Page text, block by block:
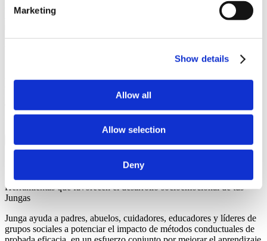
Marketing
Show details
Allow all
Allow selection
Deny
Únete a Junga
plataformas sean rivales en el mercado, no competidores directos.
Todos los derechos de autor y marcas registradas pertenecen a sus
respectivos propietarios.
Herramientas que favorecen el desarrollo socioemocional de tus
Jungas
Junga ayuda a padres, abuelos, cuidadores, educadores y líderes de
grupos sociales a potenciar el impacto de métodos conductuales de